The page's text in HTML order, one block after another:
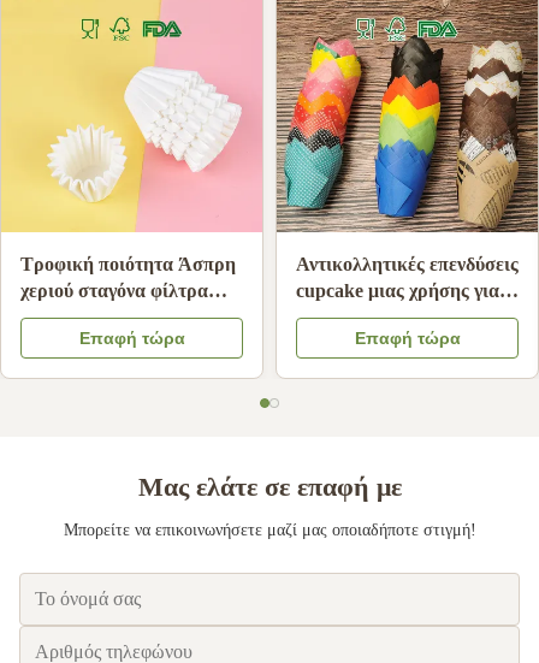
Τροφική ποιότητα Άσπρη
χεριού σταγόνα φίλτρα
καφέ ανθεκτικό στο λάδι
χαρτί διήθησης καφέ
Επαφή τώρα
Αντικολλητικές επενδύσεις
cupcake μιας χρήσης για
φλιτζάνια ψησίματος
ανθεκτικές σε υψηλές
Επαφή τώρα
Μας ελάτε σε επαφή με
Μπορείτε να επικοινωνήσετε μαζί μας οποιαδήποτε στιγμή!